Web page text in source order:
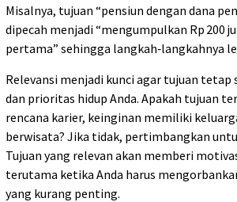
Misalnya, tujuan “pensiun dengan dana
dipecah menjadi “mengumpulkan Rp 200
pertama” sehingga langkah‑langkahnya
Relevansi menjadi kunci agar tujuan tetap
dan prioritas hidup Anda. Apakah tujuan
rencana karier, keinginan memiliki
berwisata? Jika tidak, pertimbangkan
Tujuan yang relevan akan memberi
terutama ketika Anda harus
yang kurang penting.